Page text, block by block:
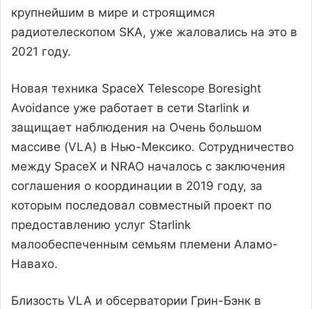
крупнейшим в мире и строящимся
радиотелескопом SKA, уже жаловались на это в
2021 году.
Новая техника SpaceX Telescope Boresight
Avoidance уже работает в сети Starlink и
защищает наблюдения на Очень большом
массиве (VLA) в Нью-Мексико. Сотрудничество
между SpaceX и NRAO началось с заключения
соглашения о координации в 2019 году, за
которым последовал совместный проект по
предоставлению услуг Starlink
малообеспеченным семьям племени Аламо-
Навахо.
Близость VLA и обсерватории Грин-Бэнк в